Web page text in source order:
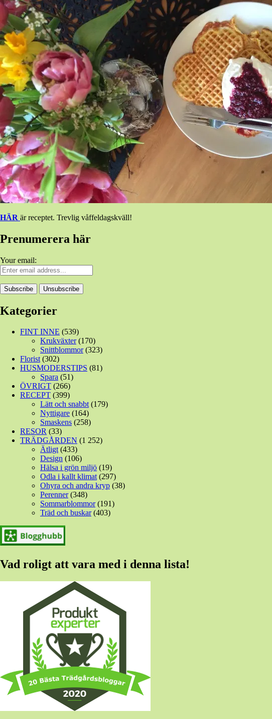
HÄR är receptet. Trevlig våffeldagskväll!
Prenumerera här
Your email:
Kategorier
FINT INNE (539)
Krukväxter(170)
Snittblommor(323)
Florist(302)
HUSMODERSTIPS (81)
Spara (51)
ÖVRIGT (266)
RECEPT (399)
Lätt och snabbt(179)
Nyttigare (164)
Smaskens (258)
RESOR (33)
TRÄDGÅRDEN (1 252)
Ätligt(433)
Design (106)
Hälsa i grön miljö (19)
Odla i kallt klimat(297)
Ohyra och andra kryp (38)
Perenner(348)
Sommarblommor(191)
Träd och buskar(403)
Vad roligt att vara med i denna lista!